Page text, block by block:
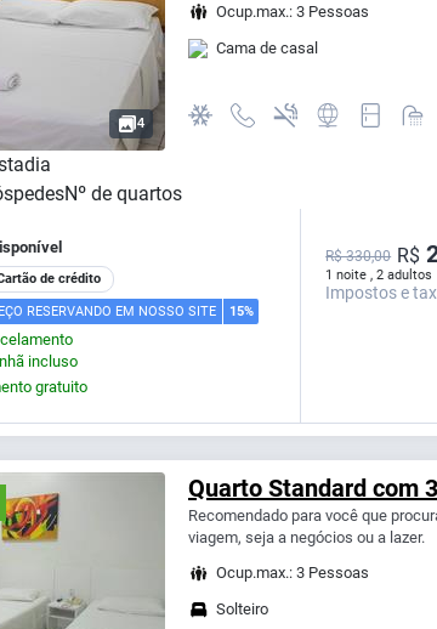
4
Ocup.max.: 3 Pessoas
Cama de casal
Nº de quartos
de crédito
RESERVANDO EM NOSSO SITE 15%
incluso
gratuito
1 noite , 2 adultos
R$ 330,00 R$
Impostos e
Quarto Standard com
Recomendado para você que
viagem, seja a negócios ou a lazer.
Ocup.max.: 3 Pessoas
Solteiro